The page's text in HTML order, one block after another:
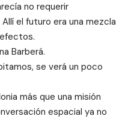
no requerir
el futuro era una mezcla
Barberá.
se verá un poco
más que una misión
espacial ya no